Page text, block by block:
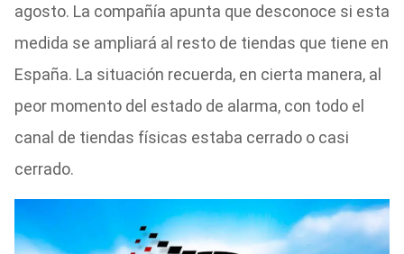
agosto. La compañía apunta que desconoce si esta
medida se ampliará al resto de tiendas que tiene en
España. La situación recuerda, en cierta manera, al
peor momento del estado de alarma, con todo el
canal de tiendas físicas estaba cerrado o casi
cerrado.